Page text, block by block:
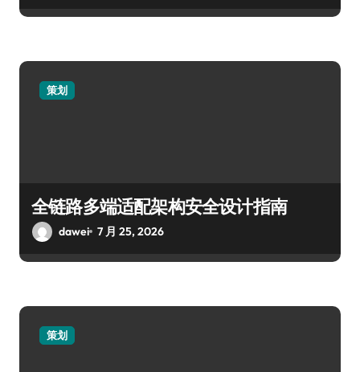
策划
全链路多端适配架构安全设计指南
dawei 7 月 25, 2026
策划